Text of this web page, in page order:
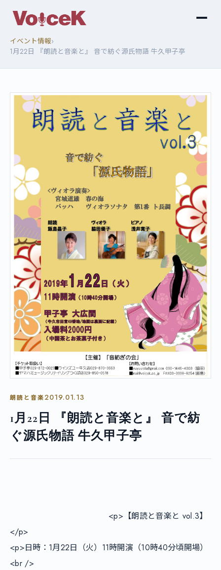
イベント情報›
1月22日 『朗読と音楽と』 音で紡ぐ源氏物語 牛久甲子亭
朗読と音楽2019.01.13
1月22日 『朗読と音楽と』 音で紡
ぐ源氏物語 牛久甲子亭
</p>
<p>日時：1月22日（火）11時開演（10時40分頃開場）
<br />